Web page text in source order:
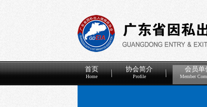
首页
Home
协会简介
Profile
会员单
Member